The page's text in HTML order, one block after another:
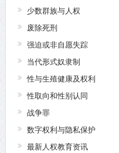
少数群族与人权
废除死刑
强迫或非自愿失踪
当代形式奴隶制
性与生殖健康及权利
性取向和性别认同
战争罪
数字权利与隐私保护
最新人权教育资讯